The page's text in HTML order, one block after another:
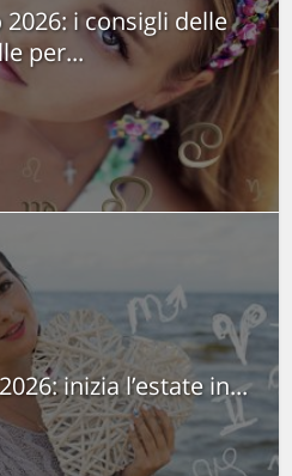
i consigli delle
per...
inizia l’estate in...